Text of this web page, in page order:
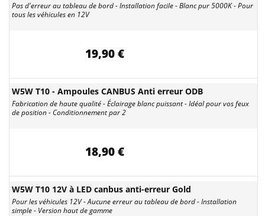
Pas d'erreur au tableau de bord - Installation facile - Blanc pur 5000K - Pour
tous les véhicules en 12V
19,90 €
W5W T10 - Ampoules CANBUS Anti erreur ODB
Fabrication de haute qualité - Éclairage blanc puissant - Idéal pour vos feux
de position - Conditionnement par 2
18,90 €
W5W T10 12V à LED canbus anti-erreur Gold
Pour les véhicules 12V - Aucune erreur au tableau de bord - Installation
simple - Version haut de gamme